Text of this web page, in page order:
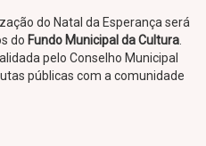
do Natal da Esperança será
do Fundo Municipal da Cultura
pelo Conselho Municipal
públicas com a comunidade